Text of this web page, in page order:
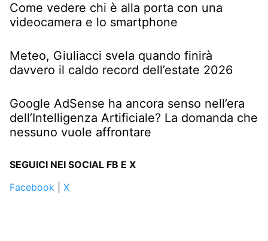
Come vedere chi è alla porta con una
videocamera e lo smartphone
Meteo, Giuliacci svela quando finirà
davvero il caldo record dell’estate 2026
Google AdSense ha ancora senso nell’era
dell’Intelligenza Artificiale? La domanda che
nessuno vuole affrontare
SEGUICI NEI SOCIAL FB E X
Facebook
X